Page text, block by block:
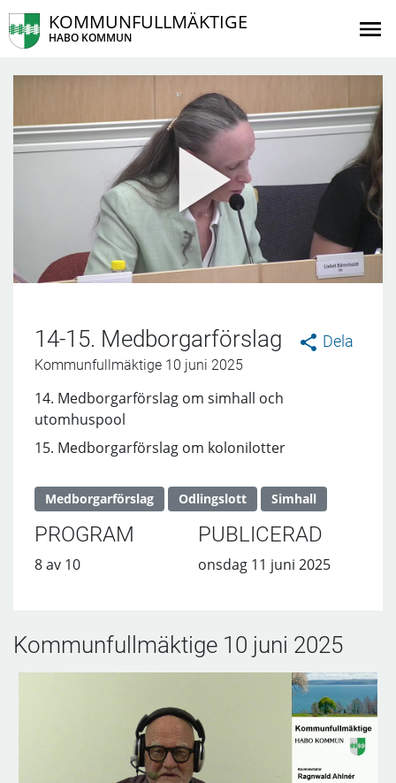
KOMMUNFULLMÄKTIGE
HABO KOMMUN
Dela
14-15. Medborgarförslag
Kommunfullmäktige 10 juni 2025
14. Medborgarförslag om simhall och
utomhuspool
15. Medborgarförslag om kolonilotter
Medborgarförslag Odlingslott Simhall
PROGRAM
8 av 10
PUBLICERAD
onsdag 11 juni 2025
Kommunfullmäktige 10 juni 2025